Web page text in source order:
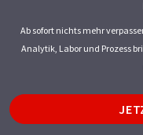
Ab sofort nichts mehr
Analytik, Labor und Prozess